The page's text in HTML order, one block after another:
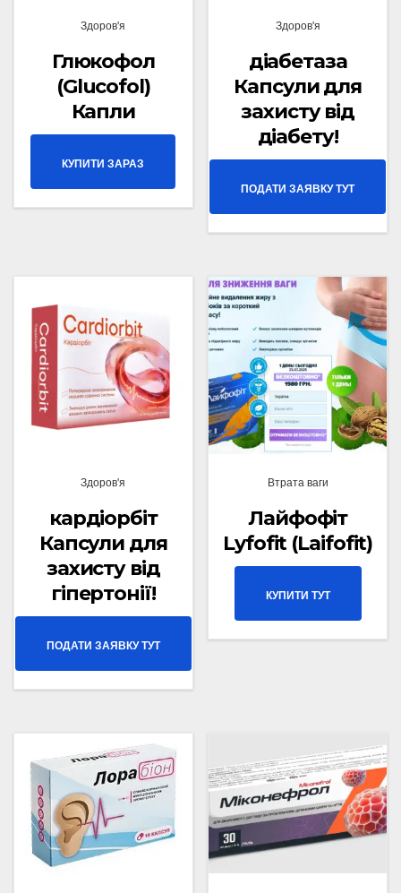
Здоров'я
Глюкофол
(Glucofol)
Капли
КУПИТИ ЗАРАЗ
Здоров'я
діабетаза
Капсули для
захисту від
діабету!
ПОДАТИ ЗАЯВКУ ТУТ
Здоров'я
кардіорбіт
Капсули для
захисту від
гіпертонії!
ПОДАТИ ЗАЯВКУ ТУТ
Втрата ваги
Лайфофiт
Lyfofit (Laifofit)
КУПИТИ ТУТ